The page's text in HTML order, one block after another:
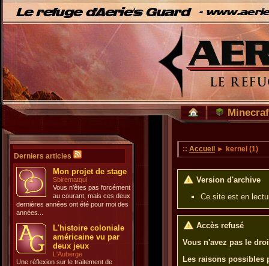
Derniers articles
Mon projet de stage
Sbirematqui
Vous n'êtes pas forcément
au courant, mais ces deux
dernières années ont été pour moi des
années...
L'histoire coloniale
américaine vu par
deux jeux
L'Auberge
Une réflexion sur le traitement de
:: Accueil ► kernel (1)
Version d'archive
Ce site est en
Accès refusé
Vous n'avez pas le
Les raisons possibles